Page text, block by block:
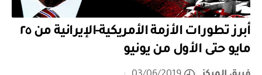
أبرز تطورات الأزمة الأمريكية-الإيرانية من ٢٥
مايو حتى الأول من يونيو